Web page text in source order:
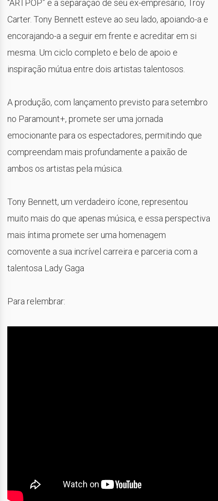
“ARTPOP” e a separação de seu ex-empresário, Troy
Carter. Tony Bennett esteve ao seu lado, apoiando-a e
encorajando-a a seguir em frente e acreditar em si
mesma. Um ciclo completo e belo de apoio e
inspiração mútua entre dois artistas talentosos.
A produção, com lançamento previsto para setembro
no Paramount+, promete ser uma jornada
emocionante para os espectadores, permitindo que
compreendam mais profundamente a paixão de
ambos os artistas pela música.
Tony Bennett, um verdadeiro ícone, representou
muito mais do que apenas música, e essa perspectiva
mais íntima promete ser uma homenagem
comovente a sua incrível carreira e parceria com a
talentosa Lady Gaga
Para relembrar: